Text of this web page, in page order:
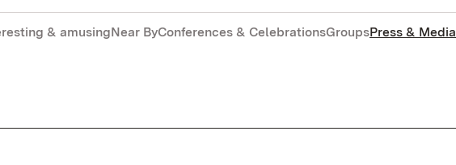
& amusingNear ByConferences & CelebrationsGroupsPress & Media